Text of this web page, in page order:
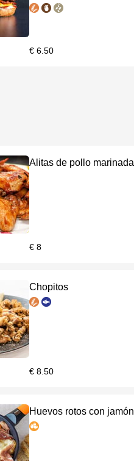
bacon.
€ 6.50
Alitas de pollo
€ 8
Chopitos
€ 8.50
Huevos rotos con jamón